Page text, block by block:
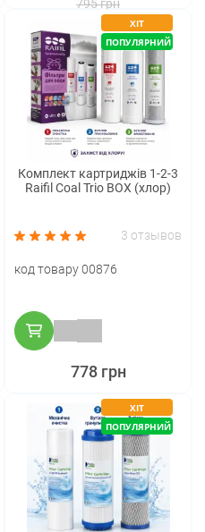
795 грн
ХІТ
ПОПУЛЯРНИЙ
Комплект картриджів 1-2-3
Raifil Coal Trio BOX (хлор)
3 отзывов
код товару 00876
778 грн
ХІТ
ПОПУЛЯРНИЙ